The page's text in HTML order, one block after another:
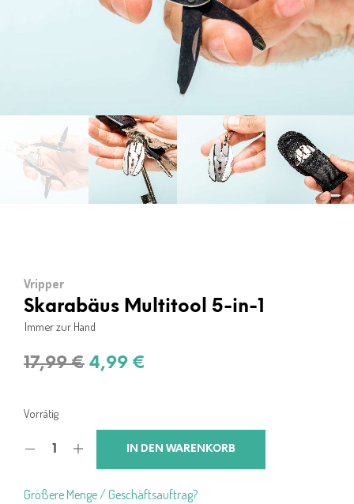
Vripper
Skarabäus Multitool 5-in-1
Immer zur Hand
17,99€ Ursprünglicher
17,99 €
4,99 €
4,99 €.
Vorrätig
IN DEN WARENKORB
Größere Menge / Geschäftsauftrag?